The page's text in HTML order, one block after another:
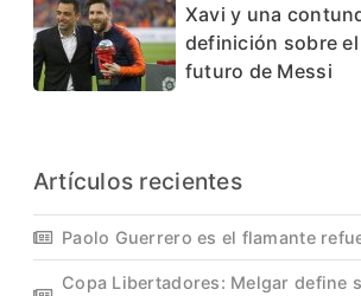
Xavi y una
definición sobre el
futuro de Messi
Artículos recientes
Paolo Guerrero es el flamante
Copa Libertadores: Melgar define